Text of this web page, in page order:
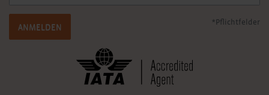
ANMELDEN
*Pflichtfelder